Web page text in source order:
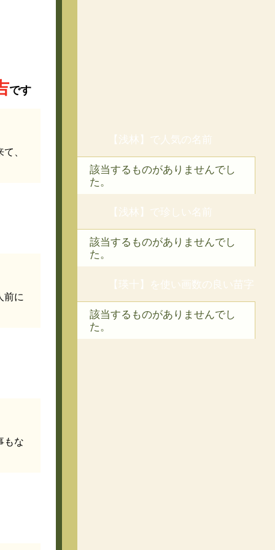
です
、
前に
もな
【浅林】で人気の名前
該当するものがありませんでし
た。
【浅林】で珍しい名前
該当するものがありませんでし
た。
【瑛十】を使い画数の良い苗字
該当するものがありませんでし
た。